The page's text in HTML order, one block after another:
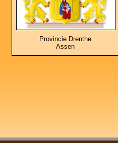
Provincie Drenthe
Assen